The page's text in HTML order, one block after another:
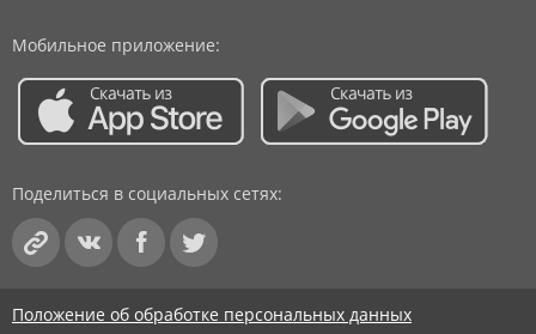
Мобильное приложение:
Поделиться в социальных сетях:
Положение об обработке персональных данных